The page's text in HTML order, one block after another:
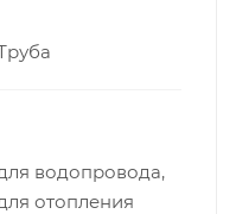
водопровода,
отопления